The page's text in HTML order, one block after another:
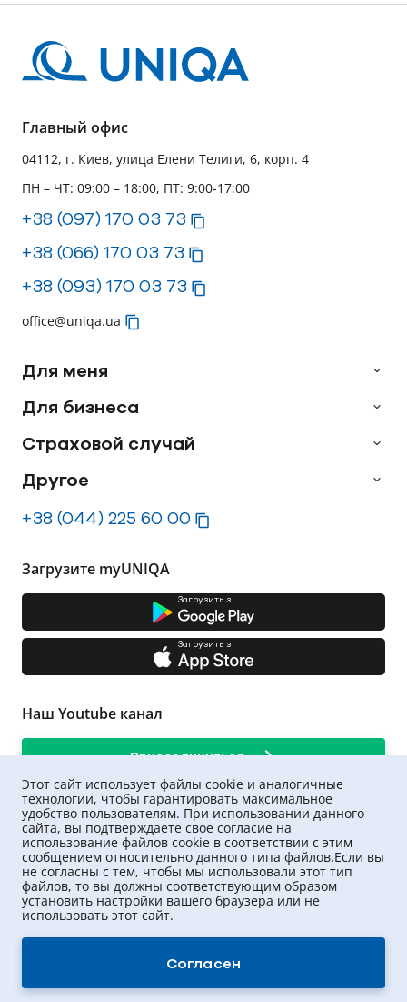
Главный офис
04112, г. Киев, улица Елени Телиги, 6, корп. 4
ПН – ЧТ: 09:00 – 18:00, ПТ: 9:00-17:00
+38 (097) 170 03 73
+38 (066) 170 03 73
+38 (093) 170 03 73
office@uniqa.ua
Для меня
Для бизнеса
Страховой случай
Другое
+38 (044) 225 60 00
Загрузите myUNIQA
Загрузить з
Загрузить з
Наш Youtube канал
Присоединиться
2026.Все права защищены
Этот сайт использует файлы cookie и аналогичные
технологии, чтобы гарантировать максимальное
удобство пользователям. При использовании данного
сайта, вы подтверждаете свое согласие на
использование файлов cookie в соответствии с этим
сообщением относительно данного типа файлов.Если вы
не согласны с тем, чтобы мы использовали этот тип
файлов, то вы должны соответствующим образом
установить настройки вашего браузера или не
использовать этот сайт.
Согласен